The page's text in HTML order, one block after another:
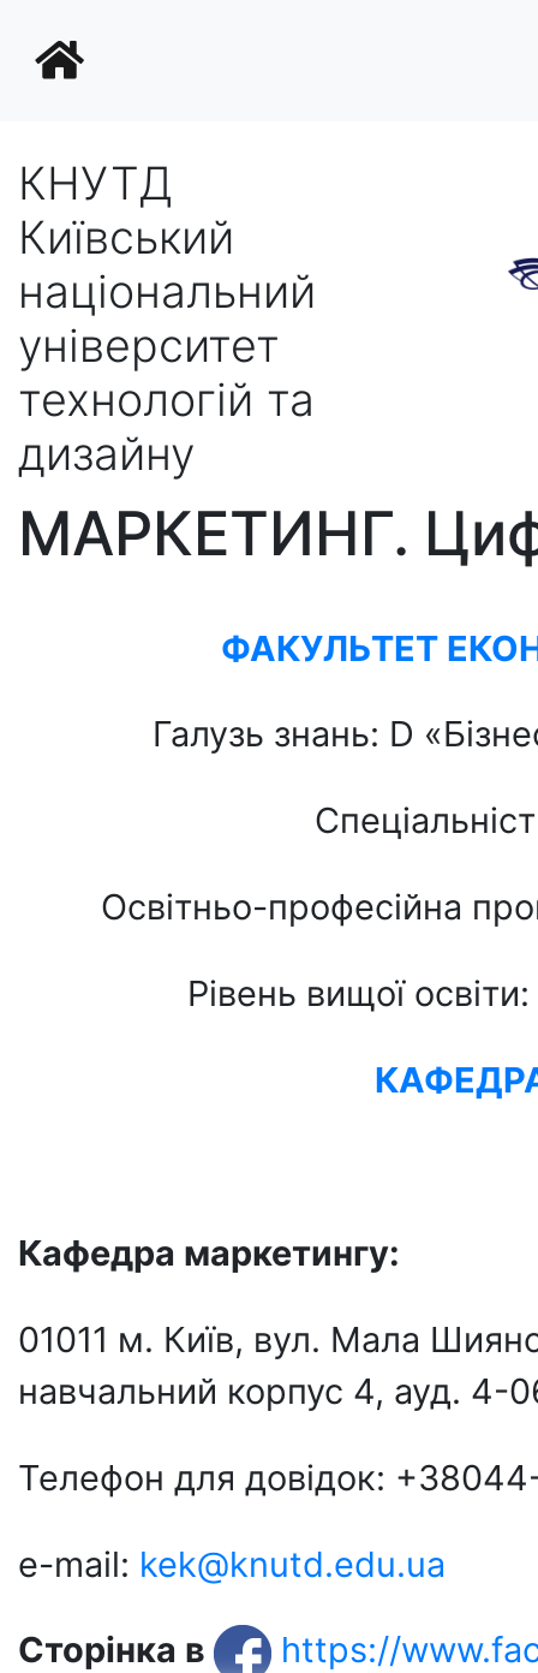
КНУТД
Київський
національний
університет
технологій та
дизайну
МАРКЕТИНГ.
ФАКУЛЬТЕТ
Галузь знань: D
Освітньо-професійна
Рівень вищої освіти:
Кафедра маркетингу:
01011 м. Київ, вул. Мала
навчальний корпус 4, ауд. 4-
Телефон для довідок:
e-mail: kek@knutd.edu.ua
Сторінка в https://